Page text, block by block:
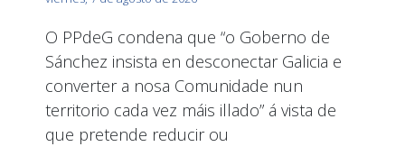
O PPdeG condena que “o Goberno de
Sánchez insista en desconectar Galicia e
converter a nosa Comunidade nun
territorio cada vez máis illado” á vista de
que pretende reducir ou